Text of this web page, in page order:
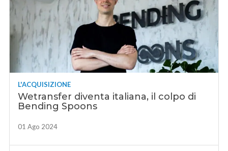
L'ACQUISIZIONE
Wetransfer diventa italiana, il colpo di
Bending Spoons
01 Ago 2024